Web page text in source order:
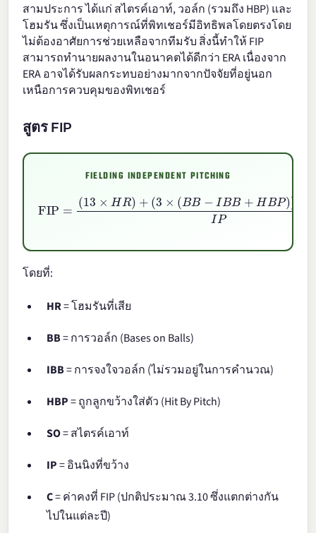
สามประการ ได้แก่ สไตรค์เอาท์, วอล์ก (รวมถึง HBP) และ
โฮมรัน ซึ่งเป็นเหตุการณ์ที่พิทเชอร์มีอิทธิพลโดยตรงโดย
ไม่ต้องอาศัยการช่วยเหลือจากทีมรับ สิ่งนี้ทำให้ FIP
สามารถทำนายผลงานในอนาคตได้ดีกว่า ERA เนื่องจาก
ERA อาจได้รับผลกระทบอย่างมากจากปัจจัยที่อยู่นอก
เหนือการควบคุมของพิทเชอร์
สูตร FIP
FIELDING INDEPENDENT PITCHING
13×H R) +(3×(B B −IB B+HBP) 2×SO I P+C
โดยที่:
HR= โฮมรันที่เสีย
BB= การวอล์ก (Bases on Balls)
IBB= การจงใจวอล์ก (ไม่รวมอยู่ในการคำนวณ)
HBP= ถูกลูกขว้างใส่ตัว (Hit By Pitch)
SO= สไตรค์เอาท์
IP= อินนิงที่ขว้าง
C= ค่าคงที่ FIP (ปกติประมาณ 3.10 ซึ่งแตกต่างกัน
ไปในแต่ละปี)